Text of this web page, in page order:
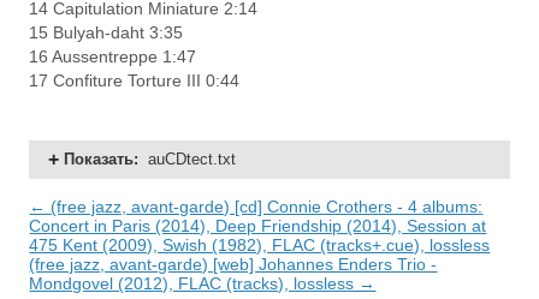
14 Capitulation Miniature 2:14
15 Bulyah-daht 3:35
16 Aussentreppe 1:47
17 Confiture Torture III 0:44
Показать: auCDtect.txt
← (free jazz, avant-garde) [cd] Connie Crothers - 4 albums:
Concert in Paris (2014), Deep Friendship (2014), Session at
475 Kent (2009), Swish (1982), FLAC (tracks+.cue), lossless
(free jazz, avant-garde) [web] Johannes Enders Trio -
Mondgovel (2012), FLAC (tracks), lossless →